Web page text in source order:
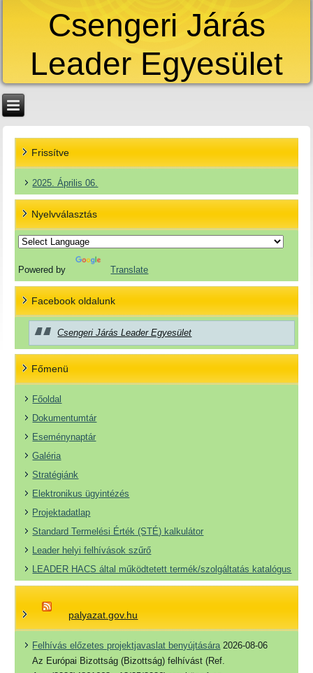
Csengeri Járás
Leader Egyesület
Frissítve
2025. Április 06.
Nyelvválasztás
Powered by Translate
Facebook oldalunk
Csengeri Járás Leader Egyesület
Főmenü
Főoldal
Dokumentumtár
Eseménynaptár
Galéria
Stratégiánk
Elektronikus ügyintézés
Projektadatlap
Standard Termelési Érték (STÉ) kalkulátor
Leader helyi felhívások szűrő
LEADER HACS által működtetett termék/szolgáltatás katalógus
palyazat.gov.hu
Felhívás előzetes projektjavaslat benyújtására 2026-08-06
Az Európai Bizottság (Bizottság) felhívást (Ref.